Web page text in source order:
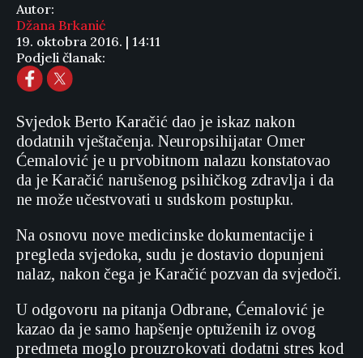
Autor:
Džana Brkanić
19. oktobra 2016. | 14:11
Podjeli članak:
Svjedok Berto Karačić dao je iskaz nakon
dodatnih vještačenja. Neuropsihijatar Omer
Ćemalović je u prvobitnom nalazu konstatovao
da je Karačić narušenog psihičkog zdravlja i da
ne može učestvovati u sudskom postupku.
Na osnovu nove medicinske dokumentacije i
pregleda svjedoka, sudu je dostavio dopunjeni
nalaz, nakon čega je Karačić pozvan da svjedoči.
U odgovoru na pitanja Odbrane, Ćemalović je
kazao da je samo hapšenje optuženih iz ovog
predmeta moglo prouzrokovati dodatni stres kod